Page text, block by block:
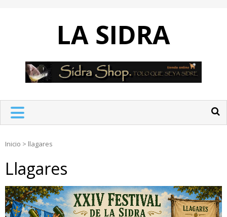
LA SIDRA
Inicio > llagares
Llagares